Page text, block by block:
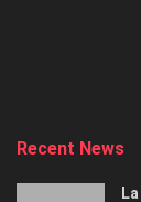
Recent News